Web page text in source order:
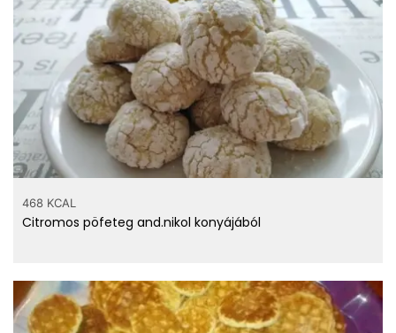
468 KCAL
Citromos pöfeteg and.nikol konyájából